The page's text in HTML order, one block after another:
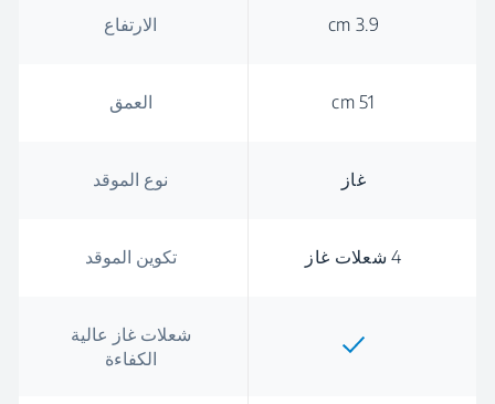
الارتفاع 3.9 cm
العمق 51 cm
نوع الموقد غاز
تكوين الموقد 4 شعلات غاز
شعلات غاز عالية
الكفاءة